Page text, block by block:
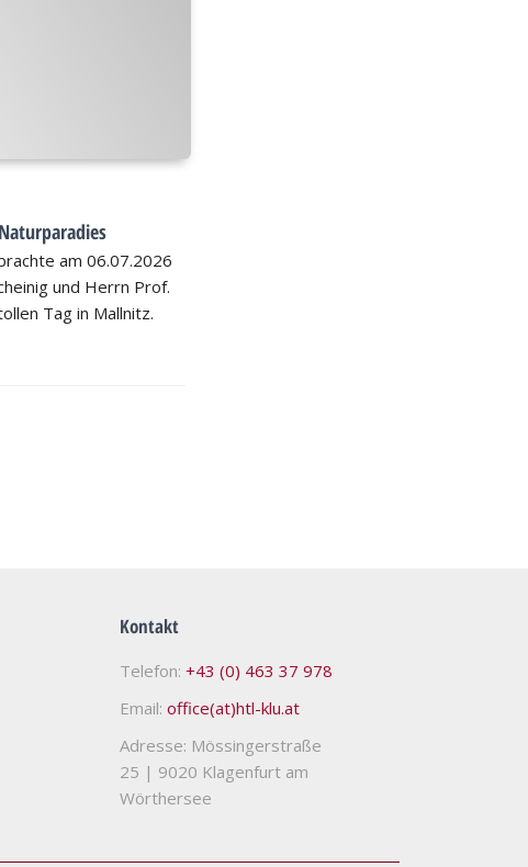
am 06.07.2026
und Herrn Prof.
Tag in Mallnitz.
Kontakt
Telefon: +43 (0) 463 37 978
Email: office(at)htl-klu.at
Adresse: Mössingerstraße
25 | 9020 Klagenfurt am
Wörthersee